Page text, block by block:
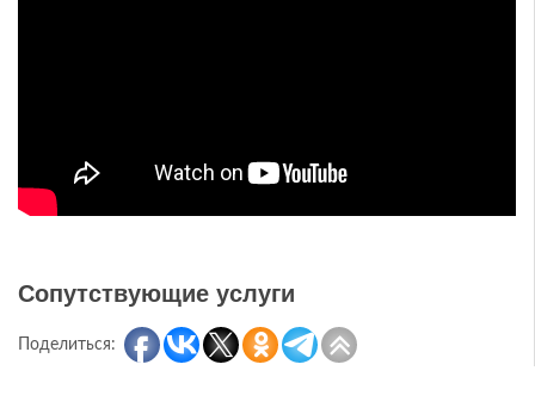
Сопутствующие услуги
Поделиться: